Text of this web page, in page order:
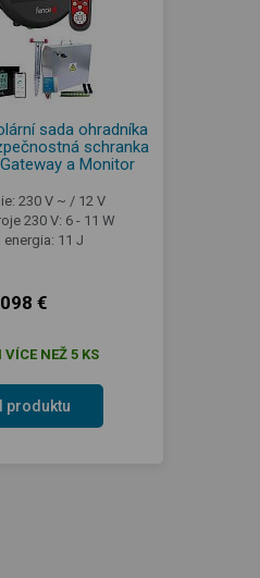
sada ohradníka
schranka
a Monitor
230 V ~ / 12 V
230 V: 6 - 11 W
11 J
€
VÍCE NEŽ 5 KS
produktu